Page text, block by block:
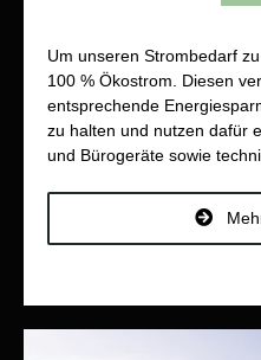
Um unseren Strombedarf
100 % Ökostrom. Diesen
entsprechende
zu halten und nutzen dafür
und Bürogeräte sowie